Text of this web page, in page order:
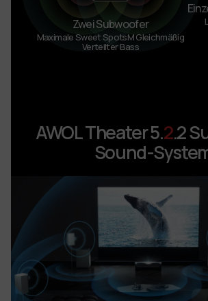
Zwei Subwoofer
Maximale Sweet SpotsMGleichmäßig
Verteilter Bass
AWOL Theater 5.2.2
Sound-